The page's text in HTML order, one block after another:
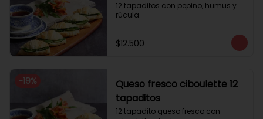
12 tapaditos con pepino, humus y
rúcula.
$12.500
-19%
Queso fresco ciboulette 12
tapaditos
12 tapadito queso fresco con